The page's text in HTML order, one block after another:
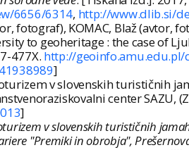
6656/6314, http://www.dlib.si/
fotograf), KOMAC, Blaž (avtor,
to geoheritage : the case of
477X. http://
41938989]
v slovenskih turističnih
center SAZU,
]
v slovenskih turističnih
"Premiki in obrobja",